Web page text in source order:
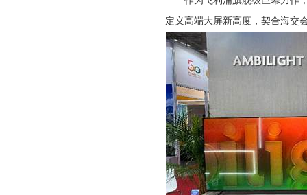
定义高端大屏新高度，契合海交